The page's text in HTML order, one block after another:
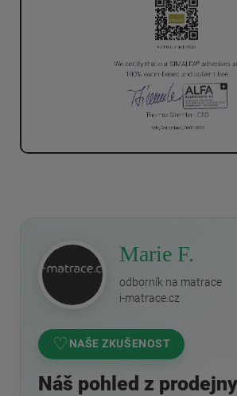
Marie F.
odborník na matrace
i-matrace.cz
♡ NAŠE ZKUŠENOST
Náš pohled z prodejny